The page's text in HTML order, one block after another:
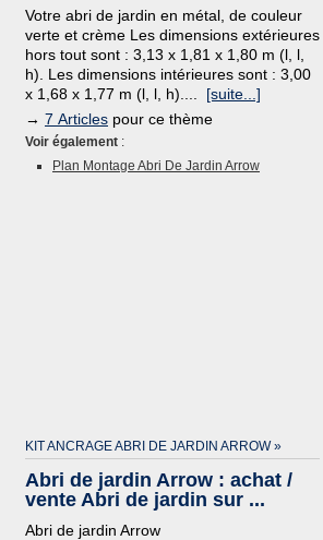
Votre abri de jardin en métal, de couleur
verte et crème Les dimensions extérieures
hors tout sont : 3,13 x 1,81 x 1,80 m (l, l,
h). Les dimensions intérieures sont : 3,00
x 1,68 x 1,77 m (l, l, h).... [suite...]
→ 7 Articles pour ce thème
Voir également :
Plan Montage Abri De Jardin Arrow
KIT ANCRAGE ABRI DE JARDIN ARROW »
Abri de jardin Arrow : achat /
vente Abri de jardin sur ...
Abri de jardin Arrow